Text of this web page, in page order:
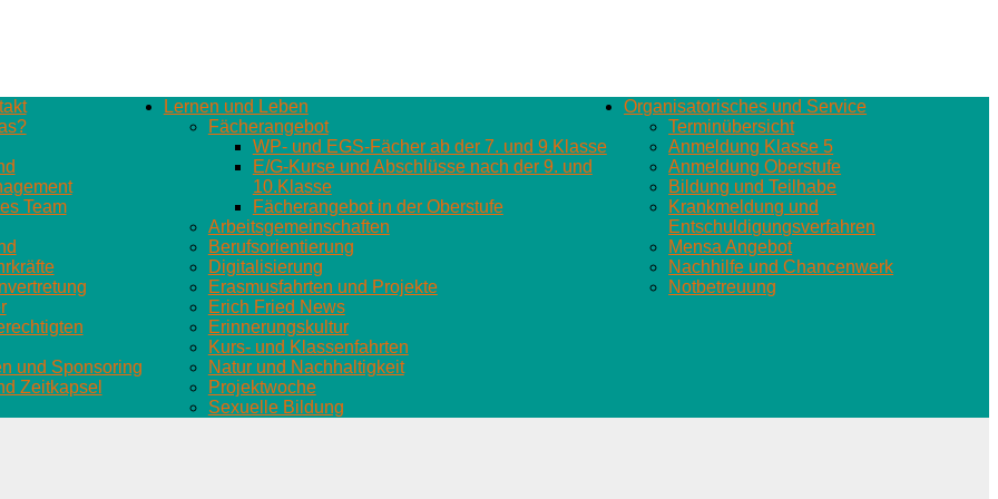
Team
und Sponsoring
Zeitkapsel
Lernen und Leben
Fächerangebot
WP- und EGS-Fächer ab der 7. und 9.Klasse
E/G-Kurse und Abschlüsse nach der 9. und
10.Klasse
Fächerangebot in der Oberstufe
Arbeitsgemeinschaften
Berufsorientierung
Digitalisierung
Erasmusfahrten und Projekte
Erich Fried News
Erinnerungskultur
Kurs- und Klassenfahrten
Natur und Nachhaltigkeit
Projektwoche
Sexuelle Bildung
Organisatorisches und Service
Terminübersicht
Anmeldung Klasse 5
Anmeldung Oberstufe
Bildung und Teilhabe
Krankmeldung und
Entschuldigungsverfahren
Mensa Angebot
Nachhilfe und Chancenwerk
Notbetreuung